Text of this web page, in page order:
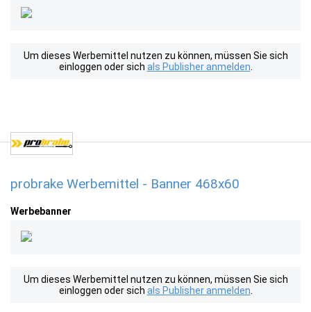
Um dieses Werbemittel nutzen zu können, müssen Sie sich
einloggen oder sich als Publisher anmelden
probrake Werbemittel - Banner 468x60
Werbebanner
Um dieses Werbemittel nutzen zu können, müssen Sie sich
einloggen oder sich als Publisher anmelden